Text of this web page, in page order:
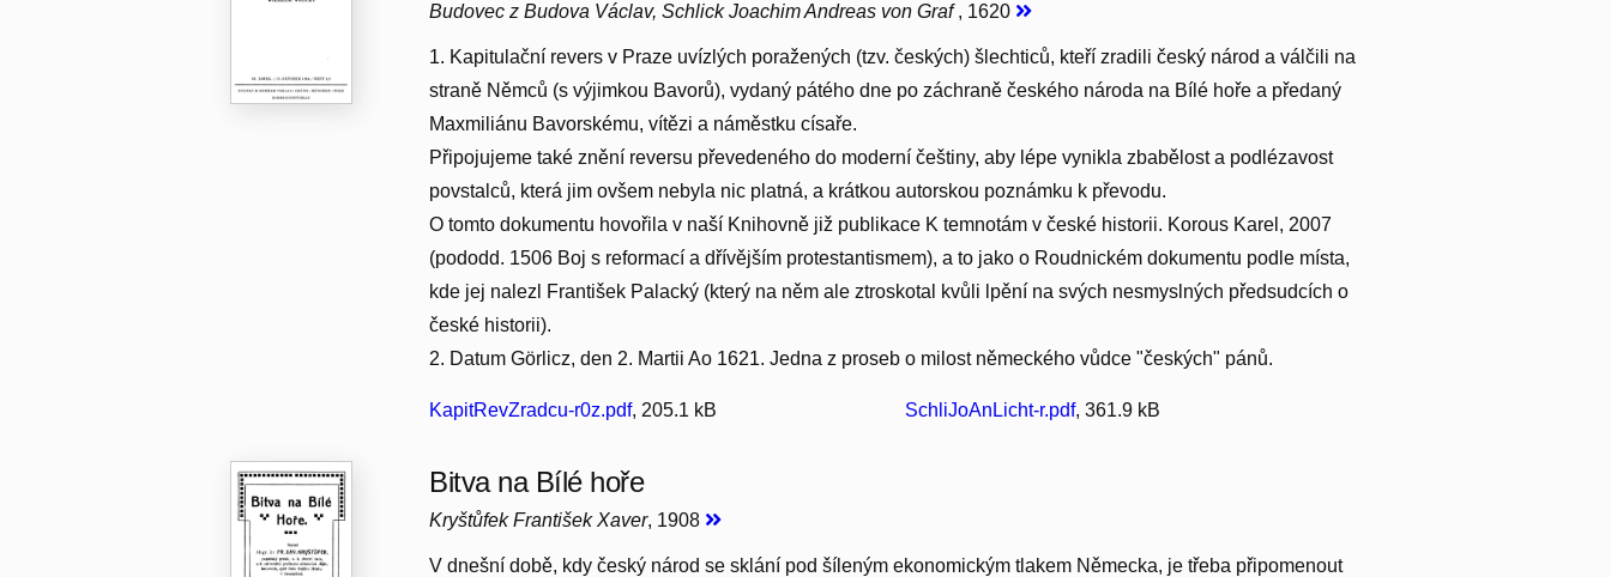
Budovec z Budova Václav, Schlick Joachim Andreas von Graf, 1620
1. Kapitulační revers v Praze uvízlých poražených (tzv. českých) šlechticů, kteří zradili český národ a válčili na
straně Němců (s výjimkou Bavorů), vydaný pátého dne po záchraně českého národa na Bílé hoře a předaný
Maxmiliánu Bavorskému, vítězi a náměstku císaře.
Připojujeme také znění reversu převedeného do moderní češtiny, aby lépe vynikla zbabělost a podlézavost
povstalců, která jim ovšem nebyla nic platná, a krátkou autorskou poznámku k převodu.
O tomto dokumentu hovořila v naší Knihovně již publikace K temnotám v české historii. Korous Karel, 2007
(pododd. 1506 Boj s reformací a dřívějším protestantismem), a to jako o Roudnickém dokumentu podle místa,
kde jej nalezl František Palacký (který na něm ale ztroskotal kvůli lpění na svých nesmyslných předsudcích o
české historii).
2. Datum Görlicz, den 2. Martii Ao 1621. Jedna z proseb o milost německého vůdce "českých" pánů.
KapitRevZradcu-r0z.pdf, 205.1 kB SchliJoAnLicht-r.pdf, 361.9 kB
Bitva na Bílé hoře
Kryštůfek František Xaver, 1908
V dnešní době, kdy český národ se sklání pod šíleným ekonomickým tlakem Německa, je třeba připomenout